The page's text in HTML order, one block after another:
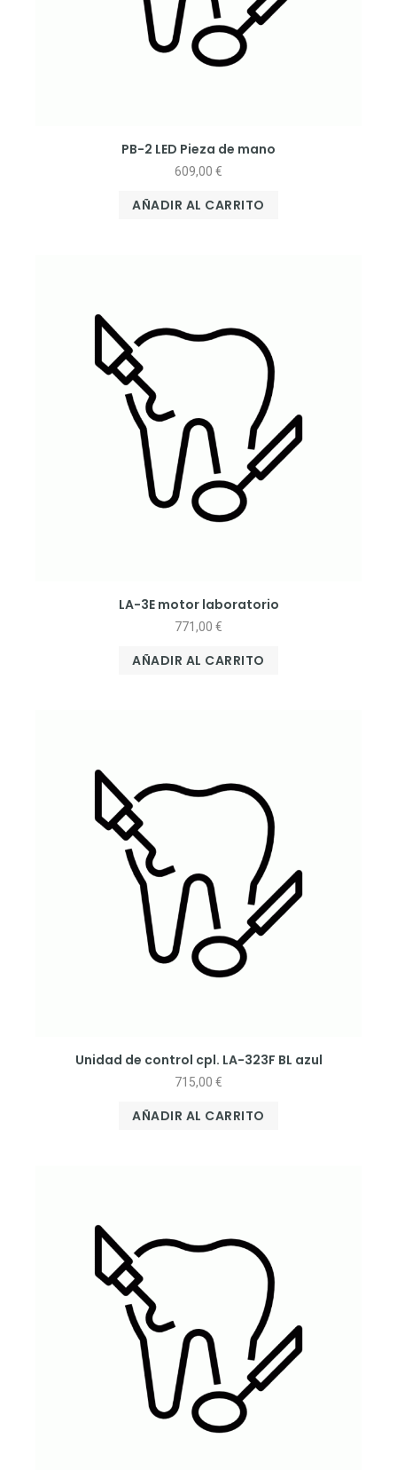
PB-2 LED Pieza de mano
609,00 €
AÑADIR AL CARRITO
LA-3E motor laboratorio
771,00 €
AÑADIR AL CARRITO
Unidad de control cpl. LA-323F BL azul
715,00 €
AÑADIR AL CARRITO